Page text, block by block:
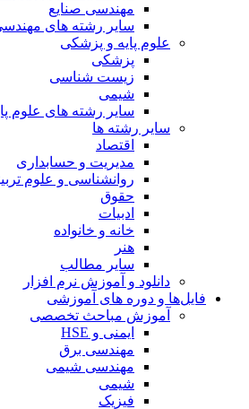
مهندسی صنایع
سایر رشته های مهندسی
علوم پایه و پزشکی
پزشکی
زیست شناسی
شیمی
سایر رشته های علوم پایه
سایر رشته ها
اقتصاد
مدیریت و حسابداری
روانشناسی و علوم تربیتی
حقوق
ادبیات
خانه و خانواده
هنر
سایر مطالب
دانلود و آموزش نرم افزار
فایل‌ها و دوره های آموزشی
آموزش مباحث تخصصی
ایمنی و HSE
مهندسی برق
مهندسی شیمی
شیمی
فیزیک